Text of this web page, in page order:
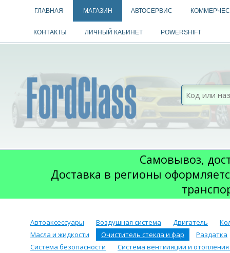
ГЛАВНАЯ МАГАЗИН АВТОСЕРВИС
КОНТАКТЫ ЛИЧНЫЙ КАБИНЕТ POWERSHIFT
Самовывоз,
Доставка в регионы
Автоаксессуары Воздушная система Двигатель
Масла и жидкости
Очиститель стекла и фар
Раздатка
Система безопасности
Система вентиляции и